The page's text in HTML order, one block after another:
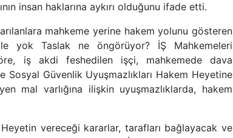
insan haklarına aykırı olduğunu ifade etti.
mahkeme yerine hakem yolunu gösteren
yok Taslak ne öngörüyor? İŞ Mahkemeleri
iş akdi feshedilen işçi, mahkemede dava
Güvenlik Uyuşmazlıkları Hakem Heyetine
mal varlığına ilişkin uyuşmazlıklarda, hakem
vereceği kararlar, tarafları bağlayacak ve